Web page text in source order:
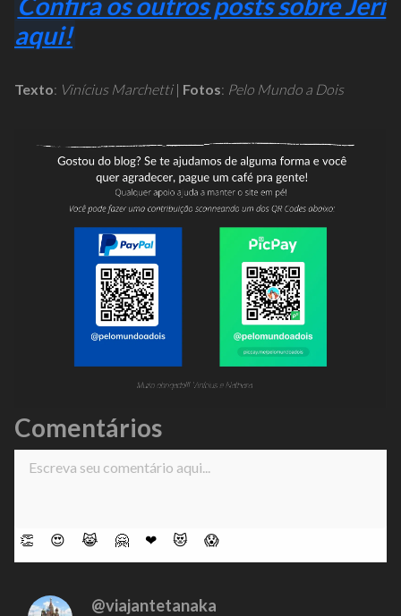
aqui!
Texto: Vinícius Marchetti| Fotos: Pelo Mundo a Dois
Comentários
👏 😍 😹 🤗 ❤ 😻 😱
@viajantetanaka